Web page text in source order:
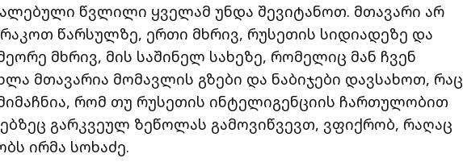
წვლილი ყველამ უნდა შევიტანოთ. მთავარი არ
წარსულზე, ერთი მხრივ, რუსეთის სიდიადეზე და
მხრივ, მის საშინელ სახეზე, რომელიც მან ჩვენ
მთავარია მომავლის გზები და ნაბიჯები დავსახოთ, რაც
რომ თუ რუსეთის ინტელიგენციის ჩართულობით
გარკვეულ ზეწოლას გამოვიწვევთ, ვფიქრობ, რაღაც
ირმა სოხაძე.